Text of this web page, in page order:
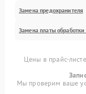
Замена предохранителя
Замена платы
Цены в прайс-
Мы проверим ваше